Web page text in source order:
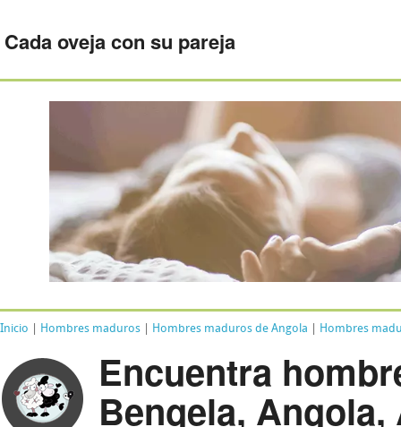
Cada oveja con su pareja
Inicio Hombres maduros Hombres maduros de Angola Hombres
Encuentra
Bengela, Angola,